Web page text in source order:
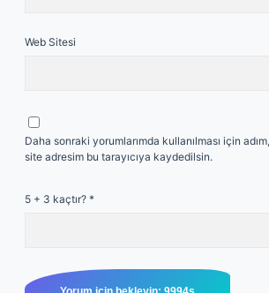
Web Sitesi
Daha sonraki yorumlarımda kullanılması için
site adresim bu tarayıcıya kaydedilsin.
5 + 3 kaçtır? *